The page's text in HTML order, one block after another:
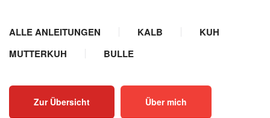
ALLE ANLEITUNGEN KALB
KUH
MUTTERKUH
BULLE
Zur Übersicht Über mich